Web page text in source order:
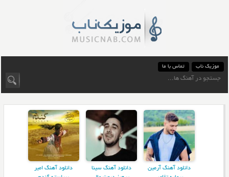
موزیک ناب تماس با ما
دانلود آهنگ آرمین
دانلود آهنگ سینا
دانلود آهنگ امیر